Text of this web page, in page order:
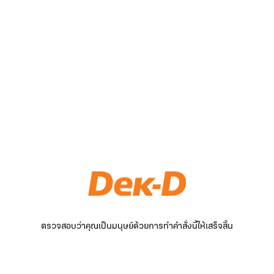
ตรวจสอบว่าคุณเป็นมนุษย์ด้วยการทำคำสั่งนี้ให้เสร็จสิ้น